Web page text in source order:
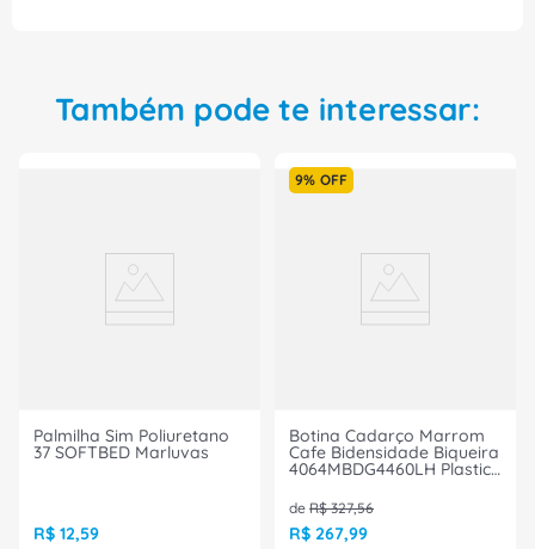
Também pode te interessar:
Palmilha Sim Poliuretano
37 SOFTBED Marluvas
R$ 12,59
9% OFF
Botina Cadarço Marrom
Cafe Bidensidade Biqueira
4064MBDG4460LH Plastica
Bracol
de R$ 327,56
R$ 267,99